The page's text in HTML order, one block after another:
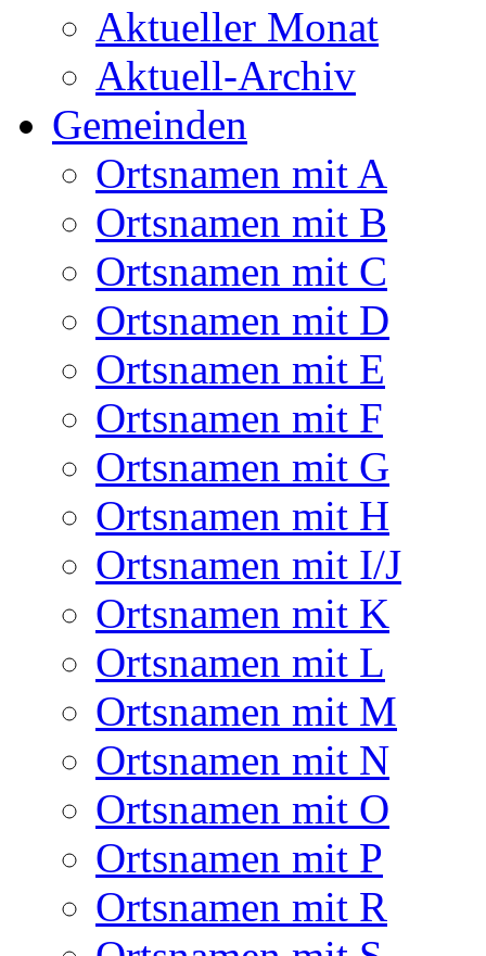
Aktueller Monat
Aktuell-Archiv
Gemeinden
Ortsnamen mit A
Ortsnamen mit B
Ortsnamen mit C
Ortsnamen mit D
Ortsnamen mit E
Ortsnamen mit F
Ortsnamen mit G
Ortsnamen mit H
Ortsnamen mit I/J
Ortsnamen mit K
Ortsnamen mit L
Ortsnamen mit M
Ortsnamen mit N
Ortsnamen mit O
Ortsnamen mit P
Ortsnamen mit R